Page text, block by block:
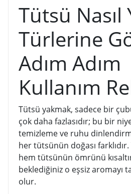
Tütsü Nasıl
Türlerine
Adım Adım
Kullanım
Tütsü yakmak, sadece bir
çok daha fazlasıdır; bu bir
temizleme ve ruhu
her tütsünün doğası farklıdır.
hem tütsünün ömrünü
beklediğiniz o eşsiz aromayı
olur.